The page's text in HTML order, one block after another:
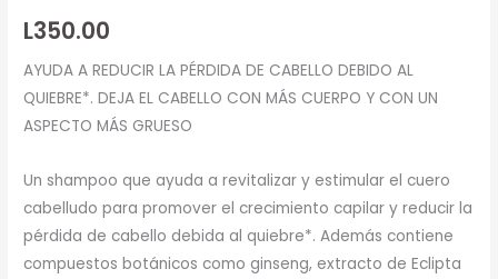
L350.00
AYUDA A REDUCIR LA PÉRDIDA DE CABELLO DEBIDO AL
QUIEBRE*. DEJA EL CABELLO CON MÁS CUERPO Y CON UN
ASPECTO MÁS GRUESO
Un shampoo que ayuda a revitalizar y estimular el cuero
cabelludo para promover el crecimiento capilar y reducir la
pérdida de cabello debida al quiebre*. Además contiene
compuestos botánicos como ginseng, extracto de Eclipta